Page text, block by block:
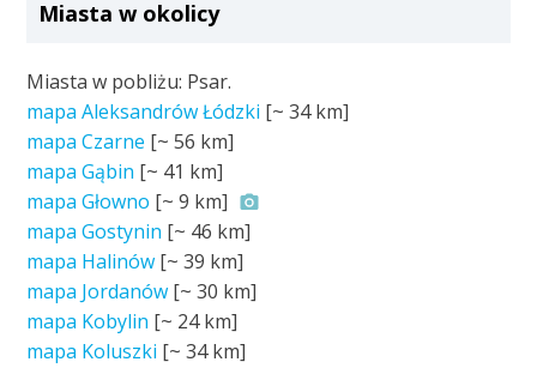
Miasta w okolicy
Miasta w pobliżu: Psar.
mapa Aleksandrów Łódzki [~34 km]
mapa Czarne [~56 km]
mapa Gąbin [~ 41 km]
mapa Głowno [~9 km]
mapa Gostynin [~ 46 km]
mapa Halinów [~39 km]
mapa Jordanów [~30 km]
mapa Kobylin [~ 24 km]
mapa Koluszki [~34 km]